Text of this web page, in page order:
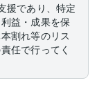
援であり、特定
益・成果を保
割れ等のリス
任で行ってく